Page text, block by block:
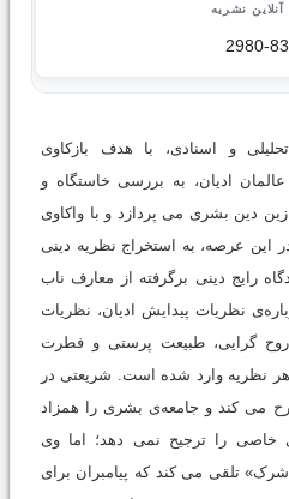
آنلاین نشریه
2980-
و اسنادی، با هدف بازکاوی
ادیان، به بررسی خاستگاه و
دین بشری می پردازد و با واکاوی
این عرصه، به استخراج نظریه دینی
رایج دینی برگرفته از معارف ناب
نظریات پیدایش ادیان، نظریات
روح گرایی، طبیعت پرستی و فطرت
نظریه وارد شده است. شریعتی در
می کند و جامعه‌ی بشری را همزاد
را ترجیح نمی دهد؛ اما وی
تلقی می کند که پیامبران برای